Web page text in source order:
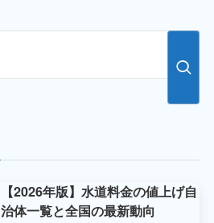
【2026年版】水道料金の値上げ自
治体一覧と全国の最新動向